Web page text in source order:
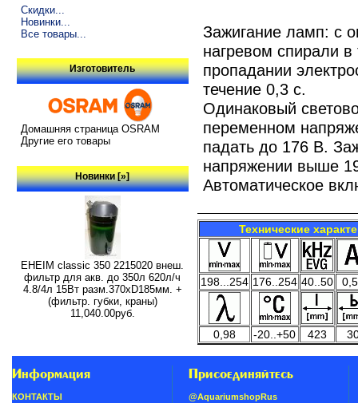
Скидки...
Новинки...
Все товары...
Изготовитель
Домашняя страница OSRAM
Другие его товары
Новинки [»]
EHEIM classic 350 2215020 внеш.
фильтр для акв. до 350л 620л/ч
4.8/4л 15Вт разм.370хD185мм. +
(фильтр. губки, краны)
11,040.00руб.
Зажигание ламп: с
нагревом спирали
пропадании
течение 0,3 с.
Одинаковый
переменном
падать до 176 В.
напряжении выше
Автоматическое
Технические
198...254 176..254 40..50
0,98 -20..+50 423
Информация
КОНТАКТЫ
Присоединяйтесь
@AquariumshopRus